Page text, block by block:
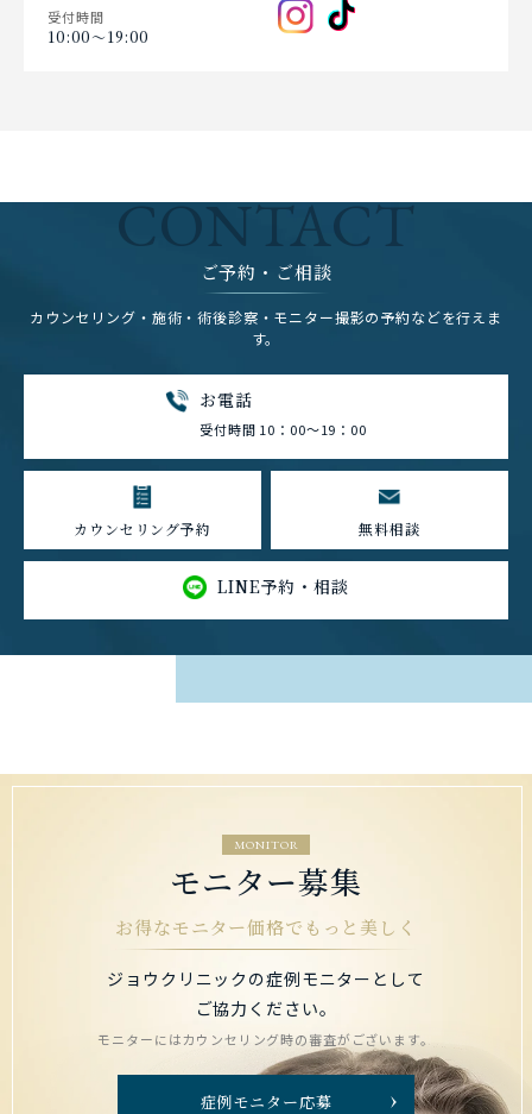
受付時間
10:00〜19:00
CONTACT
ご予約・ご相談
カウンセリング・施術・術後診察・モニター撮影の予約などを行えま
す。
お電話
受付時間 10：00～19：00
カウンセリング予約 無料相談
LINE予約・相談
MONITOR
モニター募集
お得なモニター価格でもっと美しく
ジョウクリニックの症例モニターとして
ご協力ください。
モニターにはカウンセリング時の審査がございます。
症例モニター応募